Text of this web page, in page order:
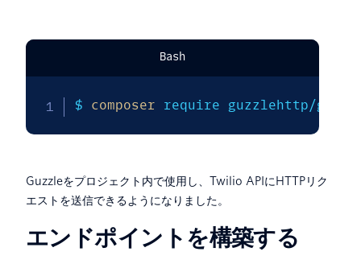
Bash
$ composer require guzzlehttp/
Guzzleをプロジェクト内で使用し、Twilio APIにHTTPリク
エストを送信できるようになりました。
エンドポイントを構築する